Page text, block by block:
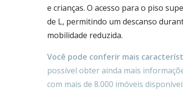
e crianças. O acesso para o piso
de L, permitindo um descanso
mobilidade reduzida.
Você pode conferir mais
possível obter ainda mais
com mais de 8.000 imóveis